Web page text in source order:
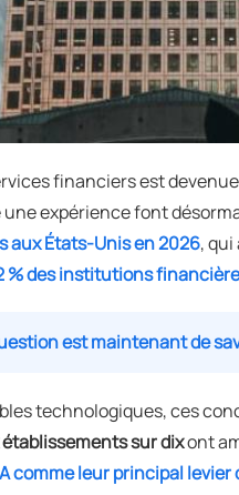
financiers est
expérience font
aux États-Unis en 2026,
% des institutions
est maintenant de
technologiques, ces
établissements sur dixont
comme leur principal